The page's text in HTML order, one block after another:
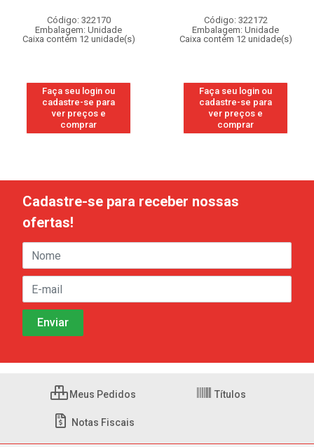
Código: 322170
Embalagem: Unidade
Caixa contém 12 unidade(s)
Faça seu login ou
cadastre-se para
ver preços e
comprar
Código: 322172
Embalagem: Unidade
Caixa contém 12 unidade(s)
Faça seu login ou
cadastre-se para
ver preços e
comprar
Cadastre-se para receber nossas
ofertas!
Meus Pedidos Títulos
Notas Fiscais